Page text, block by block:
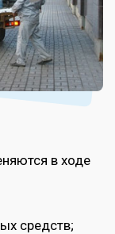
в ходе
средств;